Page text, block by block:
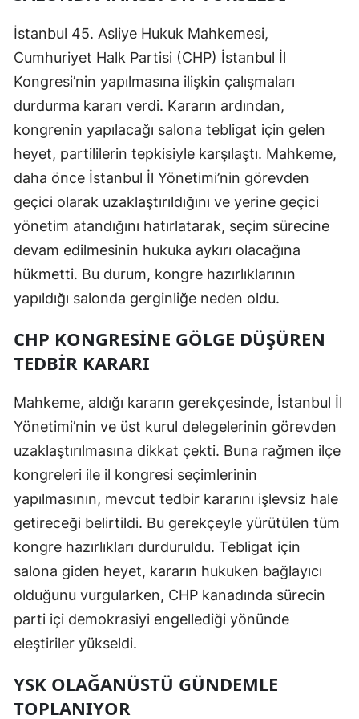
Elazığ
Erzincan
Erzurum
Eskişehir
Gaziantep
Giresun
Gümüşhane
Hakkari
Isparta
İstanbul
İzmir
Kars
Kastamonu
Kayseri
Kırklareli
Kırşehir
Konya
İstanbul 45. Asliye Hukuk Mahkemesi,
Cumhuriyet Halk Partisi (CHP) İstanbul İl
Kongresi’nin yapılmasına ilişkin çalışmaları
durdurma kararı verdi. Kararın ardından,
kongrenin yapılacağı salona tebligat için gelen
heyet, partililerin tepkisiyle karşılaştı. Mahkeme,
daha önce İstanbul İl Yönetimi’nin görevden
geçici olarak uzaklaştırıldığını ve yerine geçici
yönetim atandığını hatırlatarak, seçim sürecine
devam edilmesinin hukuka aykırı olacağına
hükmetti. Bu durum, kongre hazırlıklarının
yapıldığı salonda gerginliğe neden oldu.
CHP KONGRESINE GÖLGE DÜŞÜREN
TEDBIR KARARI
Mahkeme, aldığı kararın gerekçesinde, İstanbul İl
Yönetimi’nin ve üst kurul delegelerinin görevden
uzaklaştırılmasına dikkat çekti. Buna rağmen ilçe
kongreleri ile il kongresi seçimlerinin
yapılmasının, mevcut tedbir kararını işlevsiz hale
getireceği belirtildi. Bu gerekçeyle yürütülen tüm
kongre hazırlıkları durduruldu. Tebligat için
salona giden heyet, kararın hukuken bağlayıcı
olduğunu vurgularken, CHP kanadında sürecin
parti içi demokrasiyi engellediği yönünde
eleştiriler yükseldi.
YSK OLAĞANÜSTÜ GÜNDEMLE
TOPLANIYOR